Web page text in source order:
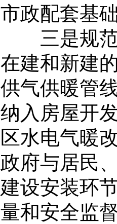
市政配套基
三是规范
在建和新建
供气供暖管
纳入房屋开
区水电气暖
政府与居民
建设安装环
量和安全监